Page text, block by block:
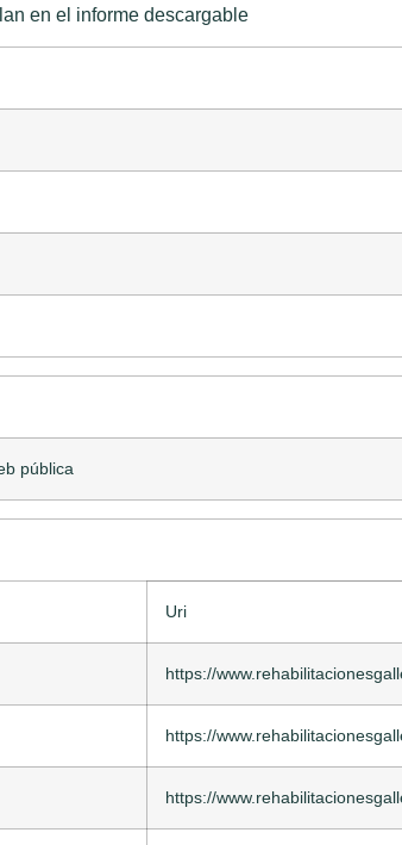
en el informe descargable
pública
Uri
https://
https://
https://